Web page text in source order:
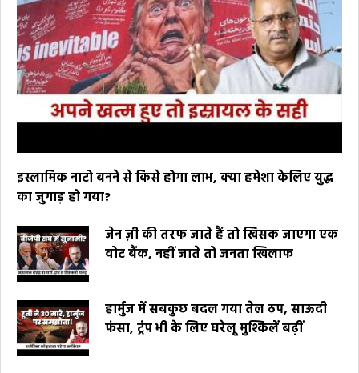
इस्लामिक नाटो बनने से किसे होगा लाभ, क्या हमेशा केलिए युद्ध
का जुगाड़ हो गया?
जेन ज़ी की तरफ जाते हैं तो खिसक जाएगा एक
वोट बैंक, नहीं जाते तो जनता खिलाफ
हार्मुज में सबकुछ बदल गया तेल ठप, साऊदी
फंसा, ट्रंप भी के लिए घरेलू मुश्किलें बढ़ीं